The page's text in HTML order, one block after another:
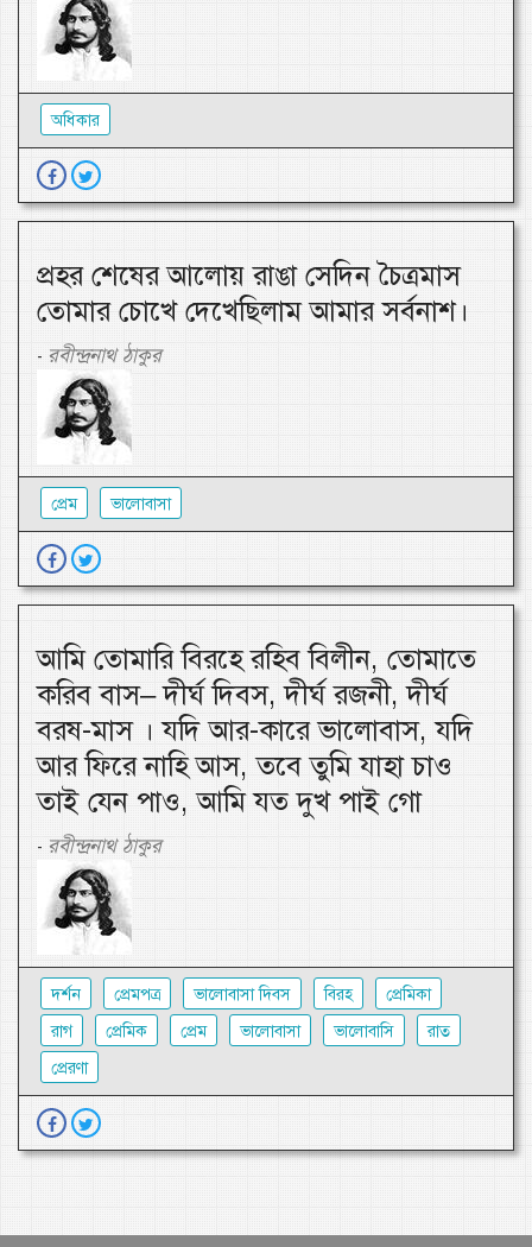
অধিকার
প্রহর শেষের আলোয় রাঙা সেদিন চৈত্রমাস
তোমার চোখে দেখেছিলাম আমার সর্বনাশ।
- রবীন্দ্রনাথ ঠাকুর
প্রেম ভালোবাসা
আমি তোমারি বিরহে রহিব বিলীন, তোমাতে
করিব বাস– দীর্ঘ দিবস, দীর্ঘ রজনী, দীর্ঘ
বরষ-মাস । যদি আর-কারে ভালোবাস, যদি
আর ফিরে নাহি আস, তবে তুমি যাহা চাও
তাই যেন পাও, আমি যত দুখ পাই গো
- রবীন্দ্রনাথ ঠাকুর
দর্শন প্রেমপত্র ভালোবাসা দিবস বিরহ
প্রেমিকা
রাগ
প্রেমিক প্রেম ভালোবাসা ভালোবাসি
রাত
প্রেরণা